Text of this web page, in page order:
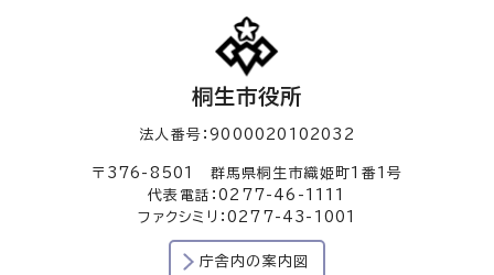
桐生市役所
法人番号：9000020102032
〒376-8501 群馬県桐生市織姫町1番1号
代表電話：0277-46-1111
ファクシミリ：0277-43-1001
庁舎内の案内図